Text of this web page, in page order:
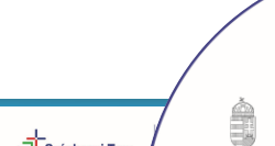
Copyright © 2026 uszod.hu